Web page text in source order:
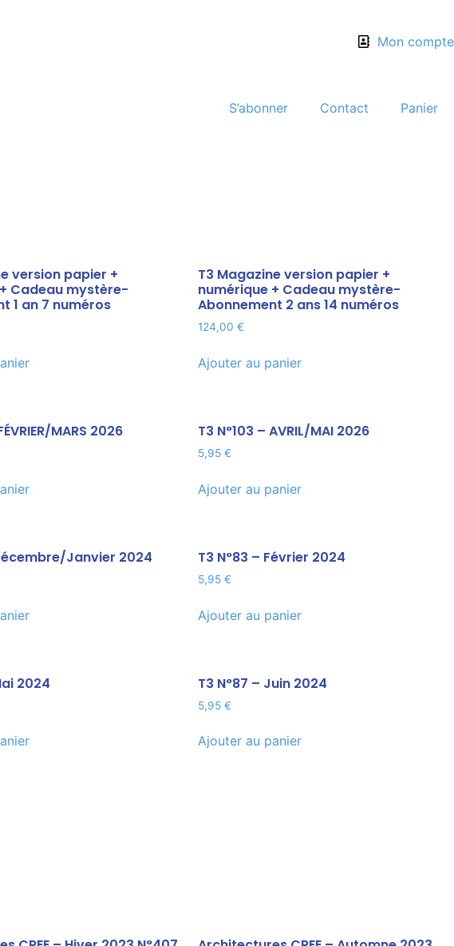
Mon compte
S’abonner Contact Panier
version papier +
Cadeau mystère-
1 an 7 numéros
T3 Magazine version papier +
numérique + Cadeau mystère-
Abonnement 2 ans 14 numéros
124,00 €
Ajouter au panier
MARS 2026 T3 N°103 – AVRIL/MAI 2026
5,95 €
Ajouter au panier
Janvier 2024 T3 N°83 – Février 2024
5,95 €
Ajouter au panier
2024 T3 N°87 – Juin 2024
5,95 €
Ajouter au panier